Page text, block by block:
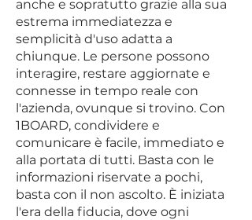
anche e sopratutto grazie alla sua
estrema immediatezza e
semplicità d'uso adatta a
chiunque. Le persone possono
interagire, restare aggiornate e
connesse in tempo reale con
l'azienda, ovunque si trovino. Con
1BOARD, condividere e
comunicare è facile, immediato e
alla portata di tutti. Basta con le
informazioni riservate a pochi,
basta con il non ascolto. È iniziata
l'era della fiducia, dove ogni